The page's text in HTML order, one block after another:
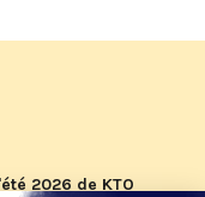
2026 de KTO